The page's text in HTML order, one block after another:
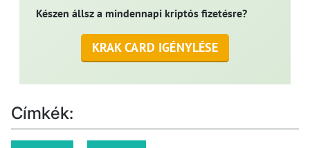
Készen állsz a mindennapi kriptós fizetésre?
KRAK CARD IGÉNYLÉSE
Címkék: